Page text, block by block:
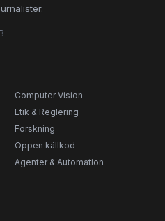
Computer Vision
Etik & Reglering
Forskning
Öppen källkod
Agenter & Automation